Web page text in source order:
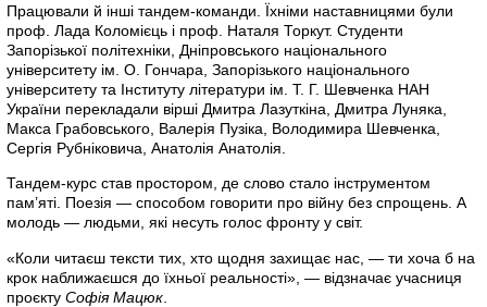
Працювали й інші тандем-команди. Їхніми наставницями були
проф. Лада Коломієць і проф. Наталя Торкут. Студенти
Запорізької політехніки, Дніпровського національного
університету ім. О. Гончара, Запорізького національного
університету та Інституту літератури ім. Т. Г. Шевченка НАН
України перекладали вірші Дмитра Лазуткіна, Дмитра Луняка,
Макса Грабовського, Валерія Пузіка, Володимира Шевченка,
Сергія Рубніковича, Анатолія Анатолія.
Тандем-курс став простором, де слово стало інструментом
пам’яті. Поезія — способом говорити про війну без спрощень. А
молодь — людьми, які несуть голос фронту у світ.
«Коли читаєш тексти тих, хто щодня захищає нас, — ти хоча б на
крок наближаєшся до їхньої реальності», — відзначає учасниця
проєкту Софія Мацюк